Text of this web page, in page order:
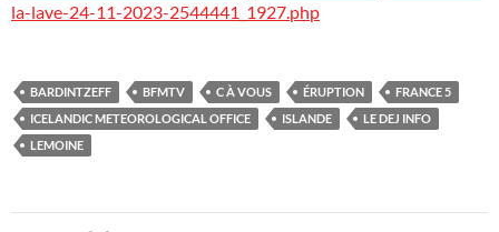
la-lave-24-11-2023-2544441_1927.php
BARDINTZEFF BFMTV C À VOUS ÉRUPTION
FRANCE 5
ICELANDIC METEOROLOGICAL OFFICE
ISLANDE
LE DEJ INFO
LEMOINE